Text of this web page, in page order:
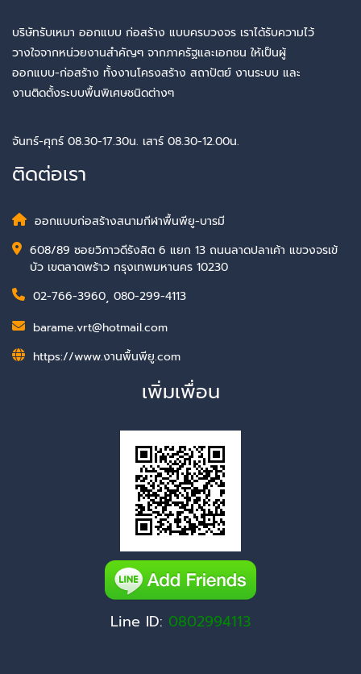
บริษัทรับเหมา ออกแบบ ก่อสร้าง แบบครบวงจร เราได้รับความไว้
วางใจจากหน่วยงานสำคัญๆ จากภาครัฐและเอกชน ให้เป็นผู้
ออกแบบ-ก่อสร้าง ทั้งงานโครงสร้าง สถาปัตย์ งานระบบ และ
งานติดตั้งระบบพื้นพิเศษชนิดต่างๆ
จันทร์-ศุกร์ 08.30-17.30น. เสาร์ 08.30-12.00น.
ติดต่อเรา
ออกแบบก่อสร้างสนามกีฬาพื้นพียู-บารมี
608/89 ซอยวิภาวดีรังสิต 6 แยก 13 ถนนลาดปลาเค้า แขวงจรเข้
บัว เขตลาดพร้าว กรุงเทพมหานคร 10230
02-766-3960, 080-299-4113
barame.vrt@hotmail.com
https://www.งานพื้นพียู.com
เพิ่มเพื่อน
Line ID: 0802994113